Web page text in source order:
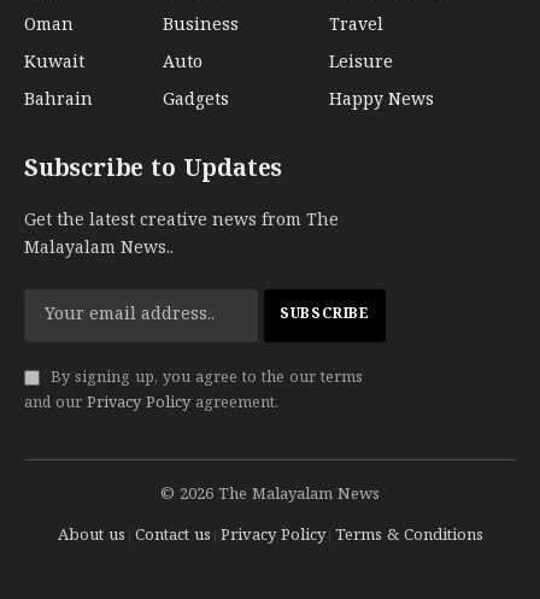
Oman
Kuwait
Bahrain
Business
Auto
Gadgets
Travel
Leisure
Happy News
Subscribe to Updates
Get the latest creative news from The
Malayalam News..
By signing up, you agree to the our terms
and our Privacy Policy agreement.
© 2026 The Malayalam News
About us Contact us Privacy Policy Terms & Conditions